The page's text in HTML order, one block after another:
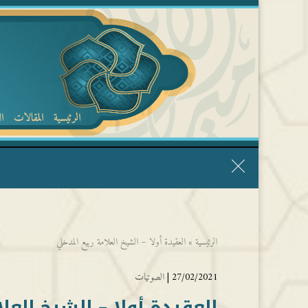
الرئيسية المقالات
الرئيسية » العقيدة أولا – الشيخ العلامة ربيع المدخلي
27/02/2021 | الصوتيات